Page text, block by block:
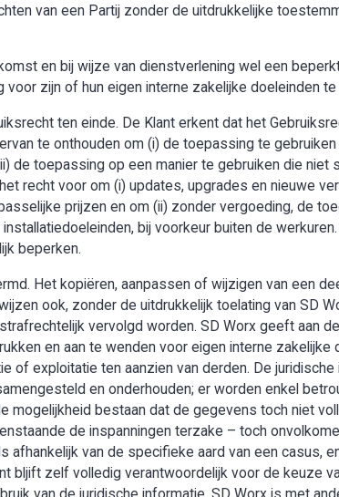
van een Partij zonder de uitdrukkelijke
en bij wijze van dienstverlening wel een
zijn of hun eigen interne zakelijke doeleinden te
ten einde. De Klant erkent dat het
te onthouden om (i) de toepassing te
de toepassing op een manier te gebruiken die niet
recht voor om (i) updates, upgrades en nieuwe
prijzen en om (ii) zonder vergoeding, de
bij voorkeur buiten de
beperken.
Het kopiëren, aanpassen of wijzigen van een
ook, zonder de uitdrukkelijk toelating van SD
vervolgd worden. SD Worx geeft aan
en aan te wenden voor eigen interne zakelijke
of exploitatie ten aanzien van derden. De
en onderhouden; er worden enkel
mogelijkheid bestaan dat de gegevens toch niet
de inspanningen terzake – toch
van de specifieke aard van een casus,
bljift zelf volledig verantwoordelijk voor de keuze